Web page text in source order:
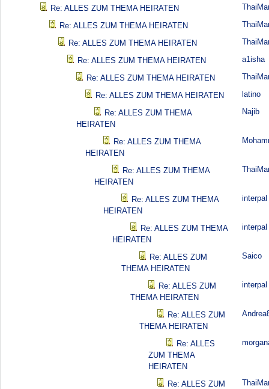
Re: ALLES ZUM THEMA HEIRATEN
Re: ALLES ZUM THEMA HEIRATEN
Re: ALLES ZUM THEMA HEIRATEN
Re: ALLES ZUM THEMA HEIRATEN a1isha
Re: ALLES ZUM THEMA HEIRATEN
Re: ALLES ZUM THEMA HEIRATEN latino
Re: ALLES ZUM THEMA
HEIRATEN
Najib
Re: ALLES ZUM THEMA
HEIRATEN
Re: ALLES ZUM THEMA
HEIRATEN
Re: ALLES ZUM THEMA
HEIRATEN
interpal
Re: ALLES ZUM THEMA
HEIRATEN
interpal
Re: ALLES ZUM
THEMA HEIRATEN
Saico
Re: ALLES ZUM
THEMA HEIRATEN
interpal
Re: ALLES ZUM
THEMA HEIRATEN
Re: ALLES
ZUM THEMA
HEIRATEN
Re: ALLES ZUM